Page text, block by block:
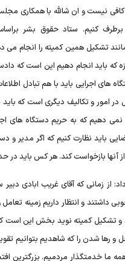
نیست و ان شالله با همکاری
برطرف کنیم. ستاد حقوق بشر
تشکیل همین کمیته را انجام می
که باید انجام دهیم این است که
های اجرایی باید با هم تبادل
امور و تکالیف دیگری است که باید
نمی دهیم که به حریم دستگاه های
باید نظارت کنیم که اگر مدیر و
آنها بازخواست کند. هر کس باید در
از زمانی که آقای غریب ابادی
داشتند و انتظار داریم زمینه
و تشکیل کمیته نوید بخش این است
و رها شدن را که شاهدیم بتوانیم
ما خدمتگذار مردمیم‌. بزرگترین